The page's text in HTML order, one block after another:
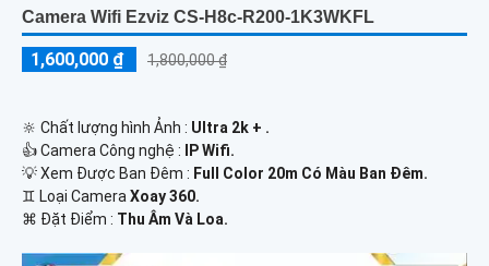
Camera Wifi Ezviz CS-H8c-R200-1K3WKFL
1,600,000 ₫ 1,800,000 ₫
🔆 Chất lượng hình Ảnh : Ultra 2k + .
👍 Camera Công nghệ :
IP Wifi.
💡 Xem Được Ban Đêm : Full Color 20m Có Màu Ban Ðêm.
♊ Loại Camera Xoay 360.
️⌘ Đặt Điểm : Thu Âm Và Loa.